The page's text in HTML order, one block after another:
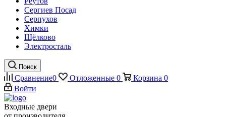
Сергиев Посад
Серпухов
Химки
Щёлково
Электросталь
Поиск
Сравнение0 Отложенные 0 Корзина 0
Войти
Входные двери